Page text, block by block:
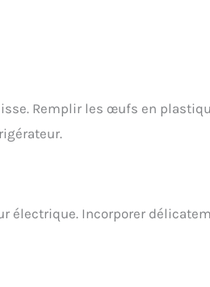
Remplir les œufs en
électrique. Incorporer